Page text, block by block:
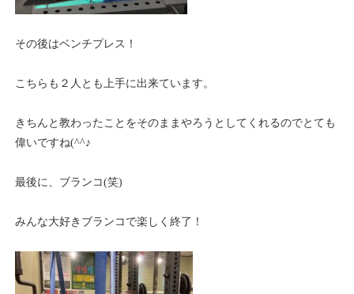
その後はベンチプレス！
こちらも２人とも上手に出来ています。
きちんと教わったことをそのままやろうとしてくれるのでとても
偉いですね(^^♪
最後に、ブランコ(笑)
みんな大好きブランコで楽しく終了！